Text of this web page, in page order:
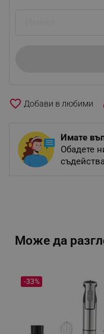
favorite_border
Имате
Обадете
Може да
-33%